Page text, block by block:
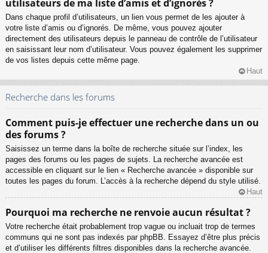
utilisateurs de ma liste d’amis et d’ignorés ?
Dans chaque profil d’utilisateurs, un lien vous permet de les ajouter à
votre liste d’amis ou d’ignorés. De même, vous pouvez ajouter
directement des utilisateurs depuis le panneau de contrôle de l’utilisateur
en saisissant leur nom d’utilisateur. Vous pouvez également les supprimer
de vos listes depuis cette même page.
Haut
Recherche dans les forums
Comment puis-je effectuer une recherche dans un ou
des forums ?
Saisissez un terme dans la boîte de recherche située sur l’index, les
pages des forums ou les pages de sujets. La recherche avancée est
accessible en cliquant sur le lien « Recherche avancée » disponible sur
toutes les pages du forum. L’accès à la recherche dépend du style utilisé.
Haut
Pourquoi ma recherche ne renvoie aucun résultat ?
Votre recherche était probablement trop vague ou incluait trop de termes
communs qui ne sont pas indexés par phpBB. Essayez d’être plus précis
et d’utiliser les différents filtres disponibles dans la recherche avancée.